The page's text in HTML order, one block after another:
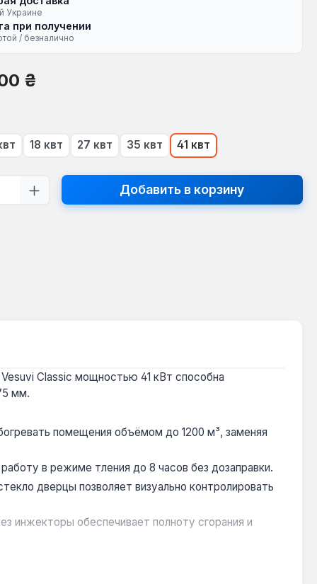
Украине
при получении
/ безналично
₴
18 квт 27 квт 35 квт 41 квт
продукта: введите желаемое
Добавить в корзину
Classic мощностью 41 кВт способна
мм.
помещения объёмом до 1200 м³, заменяя
в режиме тления до 8 часов без дозаправки.
дверцы позволяет визуально контролировать
инжекторы обеспечивает полноту сгорания и